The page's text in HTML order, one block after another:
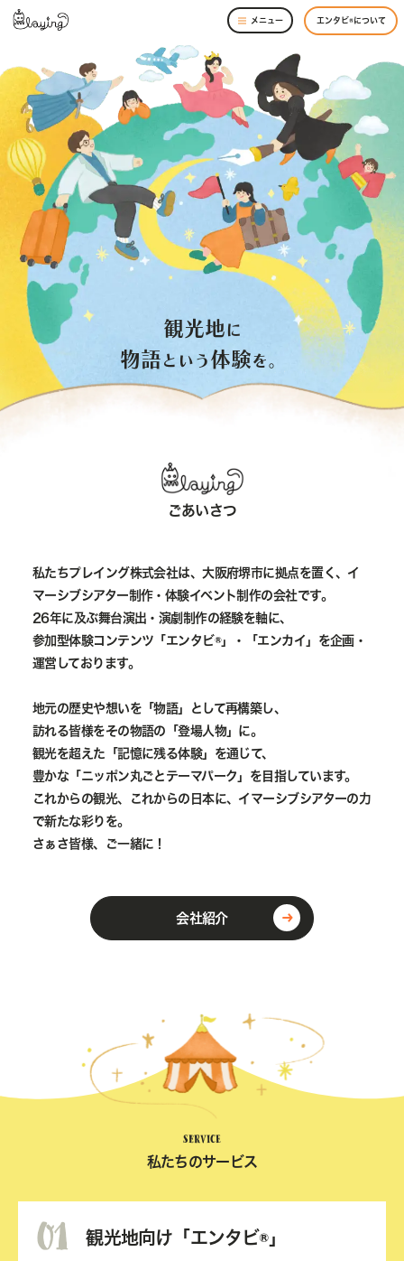
メニュー エンタビ®について
観光地に
物語 という 体験を。
ごあいさつ
私たちプレイング株式会社は、大阪府堺市に拠点を置く、イ
マーシブシアター制作・体験イベント制作の会社です。
26年に及ぶ舞台演出・演劇制作の経験を軸に、
参加型体験コンテンツ「エンタビ®」・「エンカイ」を企画・
運営しております。
地元の歴史や想いを「物語」として再構築し、
訪れる皆様をその物語の「登場人物」に。
観光を超えた「記憶に残る体験」を通じて、
豊かな「ニッポン丸ごとテーマパーク」を目指しています。
これからの観光、これからの日本に、イマーシブシアターの力
で新たな彩りを。
さぁさ皆様、ご一緒に！
会社紹介
SERVICE
私たちのサービス
01 観光地向け「エンタビ®」